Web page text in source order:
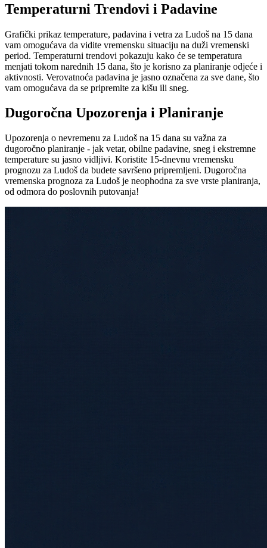
Temperaturni Trendovi i Padavine
Grafički prikaz temperature, padavina i vetra za Ludoš na 15 dana
vam omogućava da vidite vremensku situaciju na duži vremenski
period. Temperaturni trendovi pokazuju kako će se temperatura
menjati tokom narednih 15 dana, što je korisno za planiranje odjeće i
aktivnosti. Verovatnoća padavina je jasno označena za sve dane, što
vam omogućava da se pripremite za kišu ili sneg.
Dugoročna Upozorenja i Planiranje
Upozorenja o nevremenu za Ludoš na 15 dana su važna za
dugoročno planiranje - jak vetar, obilne padavine, sneg i ekstremne
temperature su jasno vidljivi. Koristite 15-dnevnu vremensku
prognozu za Ludoš da budete savršeno pripremljeni. Dugoročna
vremenska prognoza za Ludoš je neophodna za sve vrste planiranja,
od odmora do poslovnih putovanja!